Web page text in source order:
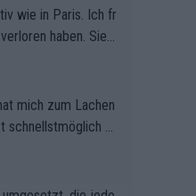
wie in Paris. Ich fr
haben. Sie s
mich zum Lachen
schnellstmöglich na